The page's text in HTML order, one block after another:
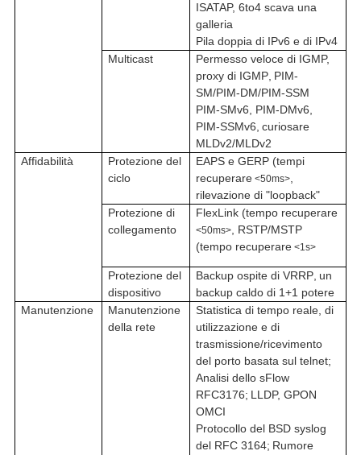
ISATAP, 6to4 scava una
galleria
Pila doppia di IPv6 e di IPv4
Multicast
Permesso veloce di IGMP,
proxy di IGMP, PIM-
SM/PIM-DM/PIM-SSM
PIM-SMv6, PIM-DMv6,
PIM-SSMv6, curiosare
MLDv2/MLDv2
Affidabilità
Protezione del
ciclo
EAPS e GERP (tempi
recuperare <50ms>,
rilevazione di "loopback"
Protezione di
collegamento
FlexLink (tempo recuperare
<50ms>, RSTP/MSTP
(tempo recuperare <1s>
Protezione del
dispositivo
Backup ospite di VRRP, un
backup caldo di 1+1 potere
Manutenzione
Manutenzione
della rete
Statistica di tempo reale, di
utilizzazione e di
trasmissione/ricevimento
del porto basata sul telnet;
Analisi dello sFlow
RFC3176; LLDP, GPON
OMCI
Protocollo del BSD syslog
del RFC 3164; Rumore